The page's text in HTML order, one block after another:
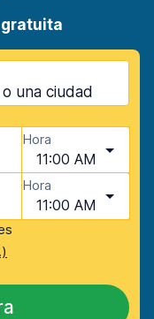
Hora
11:00 AM
Hora
11:00 AM